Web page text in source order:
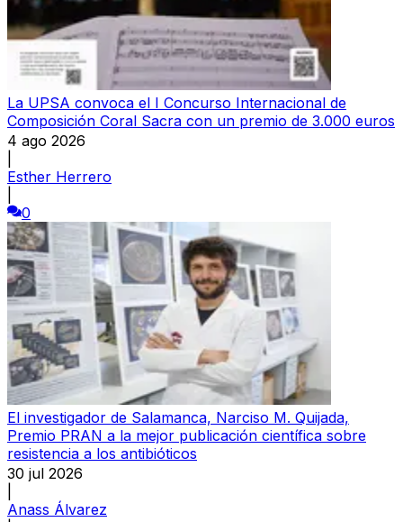
La UPSA convoca el I Concurso Internacional de
Composición Coral Sacra con un premio de 3.000 euros
4 ago 2026
Esther Herrero
0
El investigador de Salamanca, Narciso M. Quijada,
Premio PRAN a la mejor publicación científica sobre
resistencia a los antibióticos
30 jul 2026
Anass Álvarez